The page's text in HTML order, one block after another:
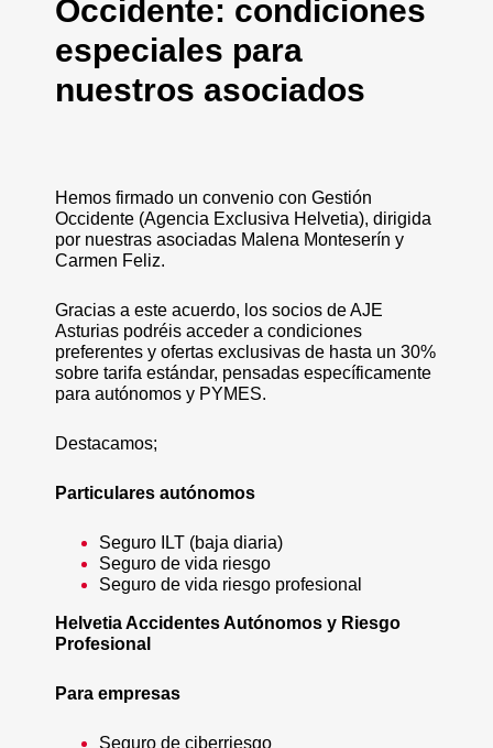
Occidente: condiciones
especiales para
nuestros asociados
Hemos firmado un convenio con Gestión
Occidente (Agencia Exclusiva Helvetia), dirigida
por nuestras asociadas Malena Monteserín y
Carmen Feliz.
Gracias a este acuerdo, los socios de AJE
Asturias podréis acceder a condiciones
preferentes y ofertas exclusivas de hasta un 30%
sobre tarifa estándar, pensadas específicamente
para autónomos y PYMES.
Destacamos;
Particulares autónomos
Seguro ILT (baja diaria)
Seguro de vida riesgo
Seguro de vida riesgo profesional
Helvetia Accidentes Autónomos y Riesgo
Profesional
Para empresas
Seguro de ciberriesgo